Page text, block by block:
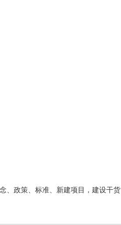
、政策、标准、新建项目，建设干货